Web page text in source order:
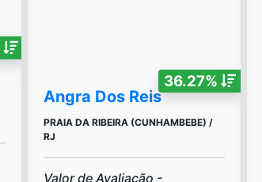
36.27%
Angra Dos Reis
PRAIA DA RIBEIRA (CUNHAMBEBE) /
RJ
Valor de Avaliação -